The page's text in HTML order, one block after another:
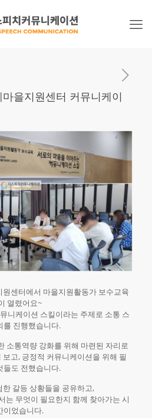
을지원센터 커뮤니케이
센터에서 마을지원활동가 보수교육
열렸어요~
니케이션 스킬이라는 주제로 소통 스
를 진행했습니다.
소통역량 강화를 위해 마련된 자리로
고, 긍정적 커뮤니케이션을 위해 필
들도 전했습니다.
한 갈등 상황들을 공유하고,
는 무엇이 필요한지 함께 찾아가는 시
이었습니다.